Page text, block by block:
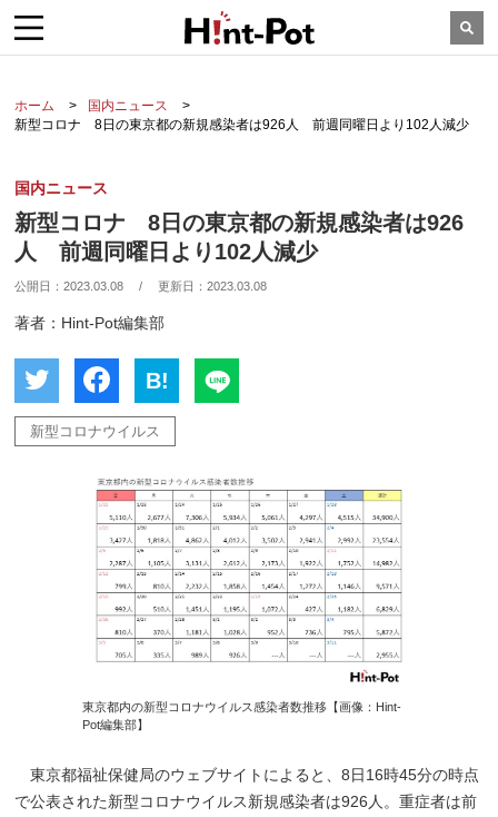
ホーム
国内ニュース
新型コロナ 8日の東京都の新規感染者は926人 前週同曜日より102人減少
国内ニュース
新型コロナ 8日の東京都の新規感染者は926
人 前週同曜日より102人減少
公開日：2023.03.08 / 更新日：2023.03.08
著者：Hint-Pot編集部
B!
新型コロナウイルス
東京都内の新型コロナウイルス感染者数推移【画像：Hint-
Pot編集部】
東京都福祉保健局のウェブサイトによると、8日16時45分の時点
で公表された新型コロナウイルス新規感染者は926人。重症者は前